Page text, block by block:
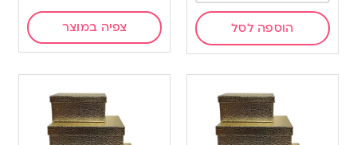
הוספה לסל צפיה במוצר